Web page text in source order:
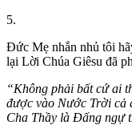
5.
Đức Mẹ nhắn nhủ tôi
lại Lời Chúa Giêsu đã
“Không phải bất cứ ai
được vào Nước Trời cả
Cha Thầy là Đấng ngự